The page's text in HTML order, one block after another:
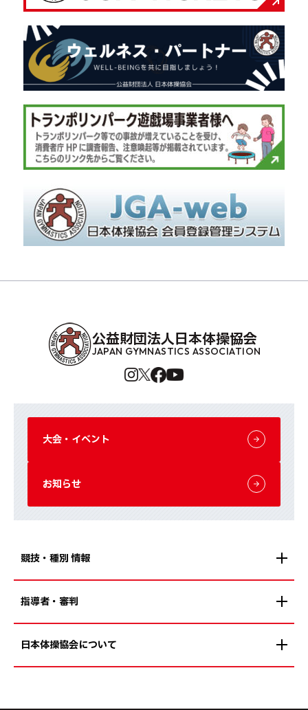
公益財団法人日本体操協会
JAPAN GYMNASTICS ASSOCIATION
大会・イベント
お知らせ
競技・種別 情報
指導者・審判
日本体操協会について